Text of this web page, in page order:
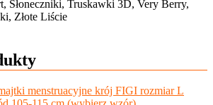
Słoneczniki, Truskawki 3D, Very Berry,
Złote Liście